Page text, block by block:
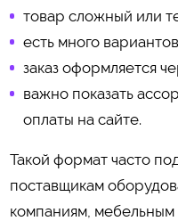
товар сложный или
есть много
заказ оформляется
важно показать
оплаты на сайте.
Такой формат часто
поставщикам
компаниям,